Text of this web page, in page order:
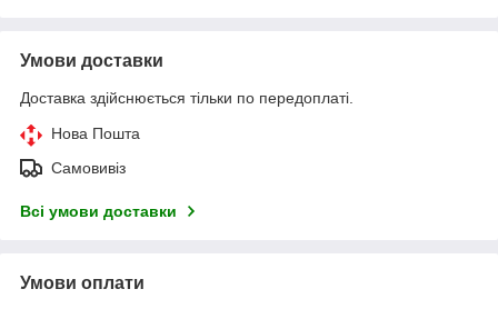
Умови доставки
Доставка здійснюється тільки по передоплаті.
Нова Пошта
Самовивіз
Всі умови доставки
Умови оплати